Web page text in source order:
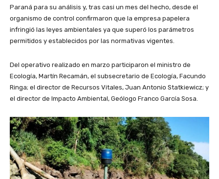
Paraná para su análisis y, tras casi un mes del hecho, desde el
organismo de control confirmaron que la empresa papelera
infringió las leyes ambientales ya que superó los parámetros
permitidos y establecidos por las normativas vigentes.
Del operativo realizado en marzo participaron el ministro de
Ecología, Martín Recamán, el subsecretario de Ecología, Facundo
Ringa; el director de Recursos Vitales, Juan Antonio Statkiewicz; y
el director de Impacto Ambiental, Geólogo Franco García Sosa.